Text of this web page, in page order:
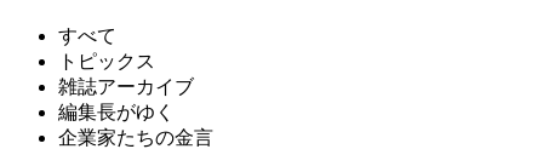
すべて
トピックス
雑誌アーカイブ
編集長がゆく
企業家たちの金言